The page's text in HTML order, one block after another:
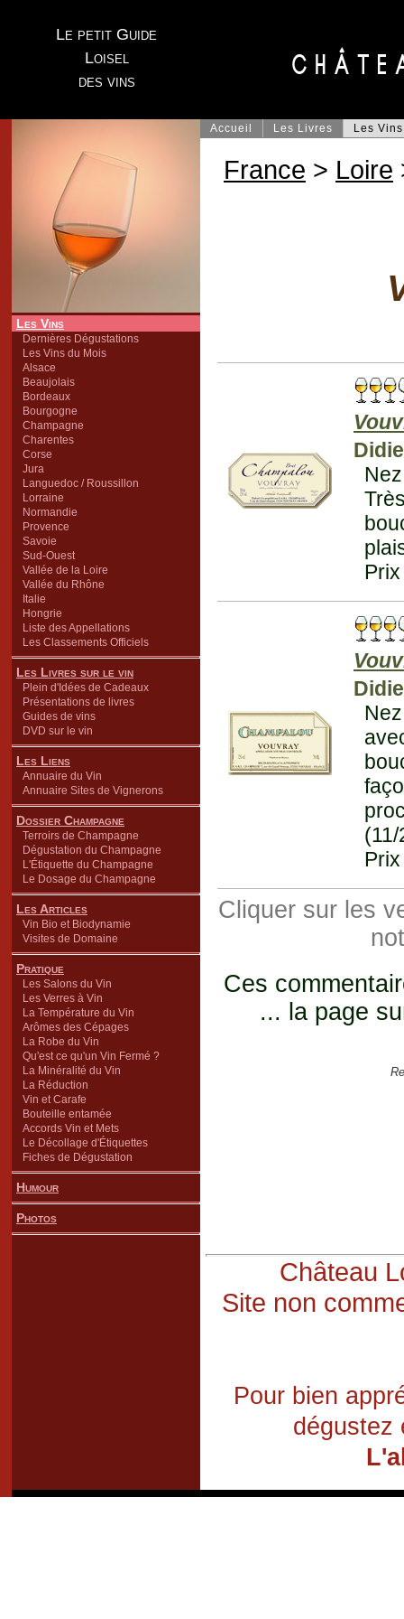
Le petit Guide
Loisel
des vins
Les Vins
Dernières Dégustations
Les Vins du Mois
Alsace
Beaujolais
Bordeaux
Bourgogne
Champagne
Charentes
Corse
Jura
Languedoc / Roussillon
Lorraine
Normandie
Provence
Savoie
Sud-Ouest
Vallée de la Loire
Vallée du Rhône
Italie
Hongrie
Liste des Appellations
Les Classements Officiels
Les Livres sur le vin
Plein d'Idées de Cadeaux
Présentations de livres
Guides de vins
DVD sur le vin
Les Liens
Annuaire du Vin
Annuaire Sites de Vignerons
Dossier Champagne
Terroirs de Champagne
Dégustation du Champagne
L'Étiquette du Champagne
Le Dosage du Champagne
Les Articles
Vin Bio et Biodynamie
Visites de Domaine
Pratique
Les Salons du Vin
Les Verres à Vin
La Température du Vin
Arômes des Cépages
La Robe du Vin
Qu'est ce qu'un Vin Fermé ?
La Minéralité du Vin
La Réduction
Vin et Carafe
Bouteille entamée
Accords Vin et Mets
Le Décollage d'Étiquettes
Fiches de Dégustation
Humour
Photos
Accueil Les Livres Les Vins
France > Loire
Cliquer sur les
Ces
... la page
Château
Site non
Pour bien
dégustez